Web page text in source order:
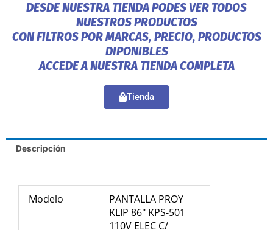
DESDE NUESTRA TIENDA PODES VER TODOS
NUESTROS PRODUCTOS
CON FILTROS POR MARCAS, PRECIO, PRODUCTOS
DIPONIBLES
ACCEDE A NUESTRA TIENDA COMPLETA
Tienda
Descripción
Modelo
PANTALLA PROY
KLIP 86″ KPS-501
110V ELEC C/